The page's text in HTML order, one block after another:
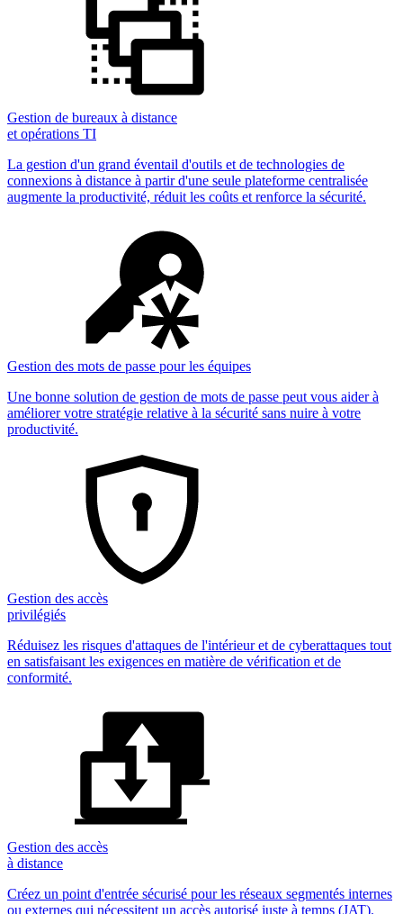
Gestion de bureaux à distance
et opérations TI
La gestion d'un grand éventail d'outils et de technologies de
connexions à distance à partir d'une seule plateforme centralisée
augmente la productivité, réduit les coûts et renforce la sécurité.
Gestion des mots de passe pour les équipes
Une bonne solution de gestion de mots de passe peut vous aider à
améliorer votre stratégie relative à la sécurité sans nuire à votre
productivité.
Gestion des accès
privilégiés
Réduisez les risques d'attaques de l'intérieur et de cyberattaques tout
en satisfaisant les exigences en matière de vérification et de
conformité.
Gestion des accès
à distance
Créez un point d'entrée sécurisé pour les réseaux segmentés internes
ou externes qui nécessitent un accès autorisé juste à temps (JAT).